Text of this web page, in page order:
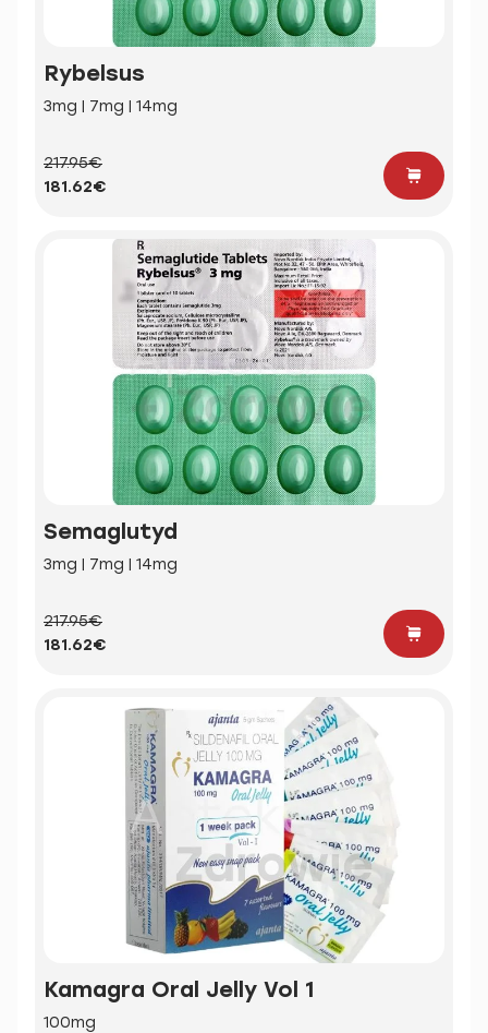
Rybelsus
3mg | 7mg | 14mg
217.95€
181.62€
Semaglutyd
3mg | 7mg | 14mg
217.95€
181.62€
Kamagra Oral Jelly Vol 1
100mg